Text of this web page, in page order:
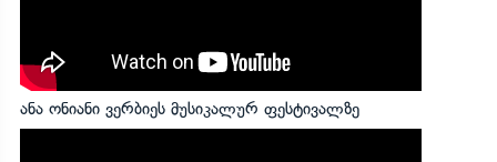
ანა ონიანი ვერბიეს მუსიკალურ ფესტივალზე